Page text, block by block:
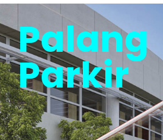
Palang
Parkir